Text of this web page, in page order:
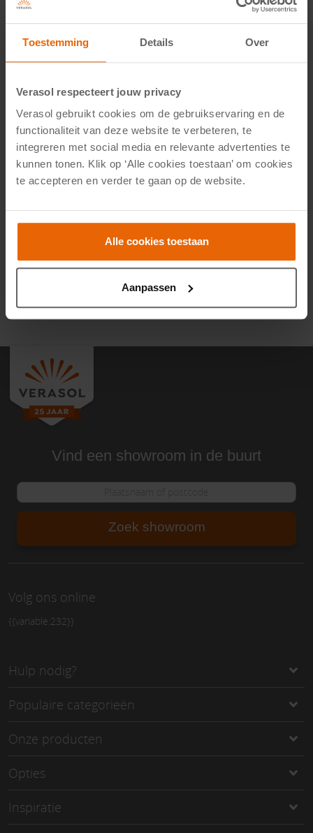
Toestemming Details Over
Verasol respecteert jouw privacy
Verasol gebruikt cookies om de gebruikservaring en de
functionaliteit van deze website te verbeteren, te
integreren met social media en relevante advertenties te
kunnen tonen. Klik op ‘Alle cookies toestaan’ om cookies
te accepteren en verder te gaan op de website.
Alle cookies toestaan
Aanpassen
Werkwijze Verasol
Advies op maat
Vind een showroom in de buurt
Zoek showroom
Volg ons online
{{variable:232}}
Hulp nodig?
Populaire categorieën
Onze producten
Opties
Inspiratie